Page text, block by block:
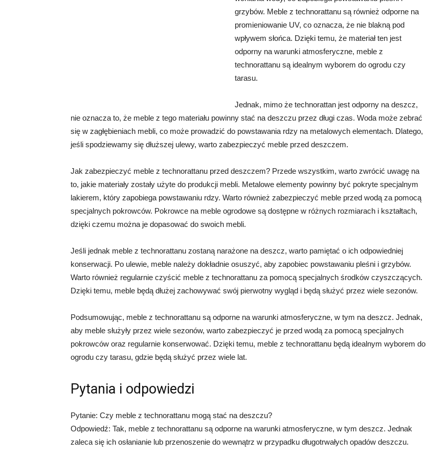
grzybów. Meble z technorattanu są również odporne na
promieniowanie UV, co oznacza, że nie blakną pod
wpływem słońca. Dzięki temu, że materiał ten jest
odporny na warunki atmosferyczne, meble z
technorattanu są idealnym wyborem do ogrodu czy
tarasu.
Jednak, mimo że technorattan jest odporny na deszcz,
nie oznacza to, że meble z tego materiału powinny stać na deszczu przez długi czas. Woda może zebrać
się w zagłębieniach mebli, co może prowadzić do powstawania rdzy na metalowych elementach. Dlatego,
jeśli spodziewamy się dłuższej ulewy, warto zabezpieczyć meble przed deszczem.
Jak zabezpieczyć meble z technorattanu przed deszczem? Przede wszystkim, warto zwrócić uwagę na
to, jakie materiały zostały użyte do produkcji mebli. Metalowe elementy powinny być pokryte specjalnym
lakierem, który zapobiega powstawaniu rdzy. Warto również zabezpieczyć meble przed wodą za pomocą
specjalnych pokrowców. Pokrowce na meble ogrodowe są dostępne w różnych rozmiarach i kształtach,
dzięki czemu można je dopasować do swoich mebli.
Jeśli jednak meble z technorattanu zostaną narażone na deszcz, warto pamiętać o ich odpowiedniej
konserwacji. Po ulewie, meble należy dokładnie osuszyć, aby zapobiec powstawaniu pleśni i grzybów.
Warto również regularnie czyścić meble z technorattanu za pomocą specjalnych środków czyszczących.
Dzięki temu, meble będą dłużej zachowywać swój pierwotny wygląd i będą służyć przez wiele sezonów.
Podsumowując, meble z technorattanu są odporne na warunki atmosferyczne, w tym na deszcz. Jednak,
aby meble służyły przez wiele sezonów, warto zabezpieczyć je przed wodą za pomocą specjalnych
pokrowców oraz regularnie konserwować. Dzięki temu, meble z technorattanu będą idealnym wyborem do
ogrodu czy tarasu, gdzie będą służyć przez wiele lat.
Pytania i odpowiedzi
Pytanie: Czy meble z technorattanu mogą stać na deszczu?
Odpowiedź: Tak, meble z technorattanu są odporne na warunki atmosferyczne, w tym deszcz. Jednak
zaleca się ich osłanianie lub przenoszenie do wewnątrz w przypadku długotrwałych opadów deszczu.